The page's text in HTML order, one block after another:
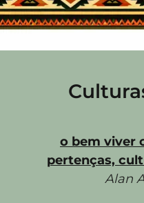
o bem viver
pertenças,
Alan